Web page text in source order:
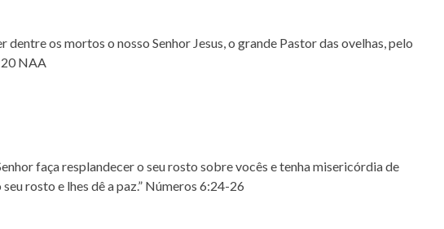
dentre os mortos o nosso Senhor Jesus, o grande Pastor das ovelhas, pelo
NAA
faça resplandecer o seu rosto sobre vocês e tenha misericórdia de
seu rosto e lhes dê a paz.” Números 6:24‭-‬26